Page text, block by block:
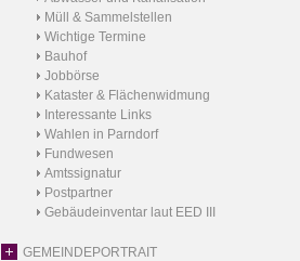
Müll & Sammelstellen
Wichtige Termine
Bauhof
Jobbörse
Kataster & Flächenwidmung
Interessante Links
Wahlen in Parndorf
Fundwesen
Amtssignatur
Postpartner
Gebäudeinventar laut EED III
GEMEINDEPORTRAIT